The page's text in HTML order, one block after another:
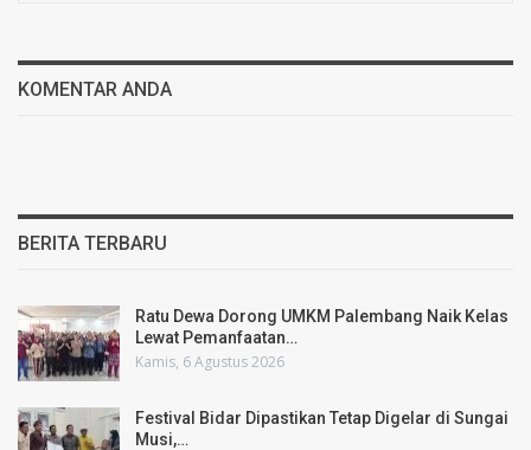
KOMENTAR ANDA
BERITA TERBARU
Ratu Dewa Dorong UMKM Palembang Naik Kelas
Lewat Pemanfaatan…
Kamis, 6 Agustus 2026
Festival Bidar Dipastikan Tetap Digelar di Sungai
Musi,…